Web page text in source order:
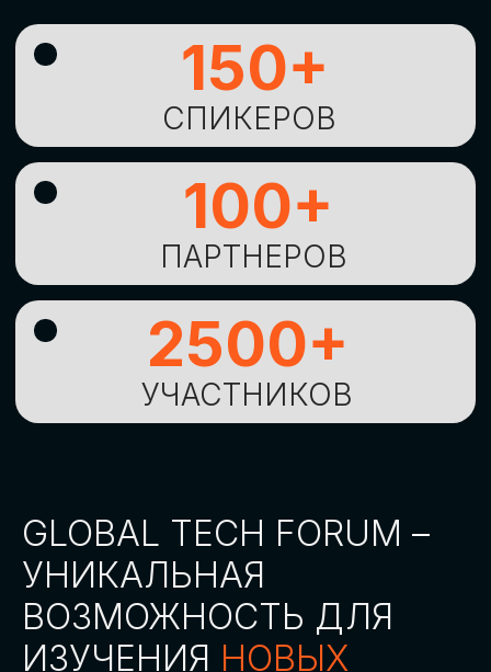
ИЗУЧЕНИЯНОВЫХ
ТЕХНОЛОГИЙИ
СТРАТЕГИЧЕСКИХ
ПОДХОДОВ К ЦИФРОВОЙ
ТРАНСФОРМАЦИИ
БИЗНЕСА
ОСТАВИТЬ
ЗАЯВКУ
СКАЧАТЬ ПРОГРАММУ
СТАТЬ СПИКЕРОМ
Оставьте заявку, наши менеджеры